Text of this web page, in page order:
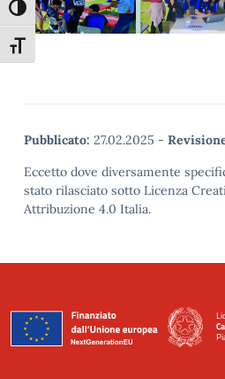
Attiva/disattiva alto contrasto
Attiva/disattiva dimensione testo
Pubblicato: 27.02.2025 -
Eccetto dove diversamente
stato rilasciato sotto Licenza
Attribuzione 4.0 Italia.